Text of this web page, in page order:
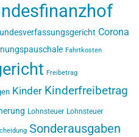
Corona
Fahrtkosten
Freibetrag
Kinder Kinderfreibetrag
Lohnsteuer Lohnsteuer
Sonderausgaben